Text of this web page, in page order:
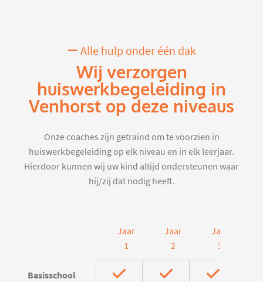
Alle hulp onder één dak
Wij verzorgen
huiswerkbegeleiding in
Venhorst op deze niveaus
Onze coaches zijn getraind om te voorzien in
huiswerkbegeleiding op elk niveau en in elk leerjaar.
Hierdoor kunnen wij uw kind altijd ondersteunen waar
hij/zij dat nodig heeft.
Jaar
1
Jaar
2
Jaar
3
Basisschool